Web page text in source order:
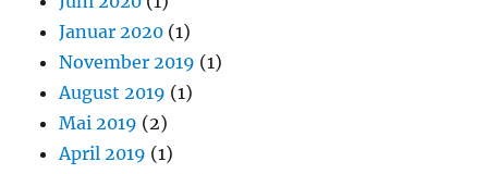
Januar 2020 (1)
November 2019 (1)
August 2019 (1)
Mai 2019 (2)
April 2019 (1)